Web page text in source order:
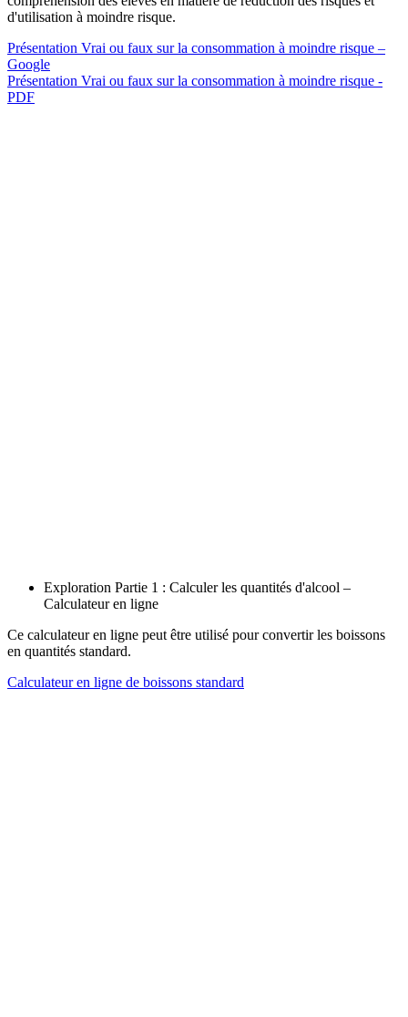
d'utilisation à moindre risque.
Présentation Vrai ou faux sur la consommation à moindre risque –
Google
Présentation Vrai ou faux sur la consommation à moindre risque -
PDF
Exploration Partie 1 : Calculer les quantités d'alcool –
Calculateur en ligne
Ce calculateur en ligne peut être utilisé pour convertir les boissons
en quantités standard.
Calculateur en ligne de boissons standard